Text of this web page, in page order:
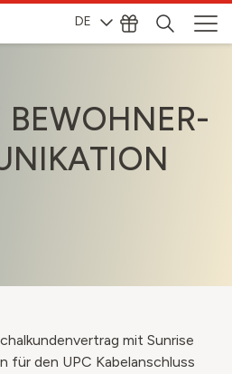
DE
BEWOHNER-
mit Sunrise
für den UPC Kabelanschluss